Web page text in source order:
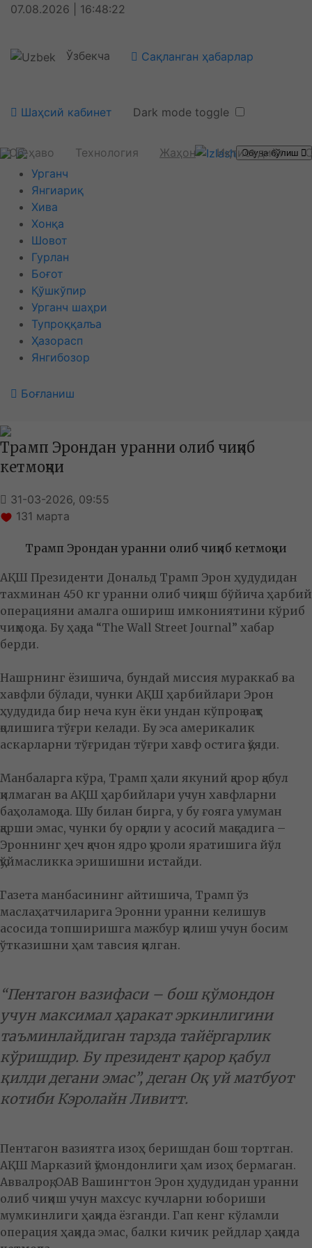
07.08.2026 | 16:48:22
Ўзбекча Сақланган ҳабарлар
Шаҳсий кабинет Dark mode toggle
Об-ҳаво Технология Жаҳон Иқтисодиёт
Обуна бўлиш
Урганч
Янгиариқ
Хива
Хонқа
Шовот
Гурлан
Боғот
Қўшкўпир
Урганч шаҳри
Тупроққалъа
Ҳазорасп
Янгибозор
Боғланиш
Трамп Эрондан уранни олиб чиқиб
кетмоқчи
31-03-2026, 09:55
131 марта
Трамп Эрондан уранни олиб чиқиб кетмоқчи
АҚШ Президенти Дональд Трамп Эрон ҳудудидан
тахминан 450 кг уранни олиб чиқиш бўйича ҳарбий
операцияни амалга ошириш имкониятини кўриб
чиқмоқда. Бу ҳақда “The Wall Street Journal” хабар
берди.
Нашрнинг ёзишича, бундай миссия мураккаб ва
хавфли бўлади, чунки АҚШ ҳарбийлари Эрон
ҳудудида бир неча кун ёки ундан кўпроқ вақт
қолишига тўғри келади. Бу эса америкалик
аскарларни тўғридан тўғри хавф остига қўяди.
Манбаларга кўра, Трамп ҳали якуний қарор қабул
қилмаган ва АҚШ ҳарбийлари учун хавфларни
баҳоламоқда. Шу билан бирга, у бу ғояга умуман
қарши эмас, чунки бу орқали у асосий мақсадига –
Эроннинг ҳеч қачон ядро қуроли яратишига йўл
қўймасликка эришишни истайди.
Газета манбасининг айтишича, Трамп ўз
маслаҳатчиларига Эронни уранни келишув
асосида топширишга мажбур қилиш учун босим
ўтказишни ҳам тавсия қилган.
“Пентагон вазифаси – бош қўмондон
учун максимал ҳаракат эркинлигини
таъминлайдиган тарзда тайёргарлик
кўришдир. Бу президент қарор қабул
қилди дегани эмас”, деган Оқ уй матбуот
котиби Кэролайн Ливитт.
Пентагон вазиятга изоҳ беришдан бош тортган.
АҚШ Марказий қўмондонлиги ҳам изоҳ бермаган.
Аввалроқ, ОАВ Вашингтон Эрон ҳудудидан уранни
олиб чиқиш учун махсус кучларни юбориши
мумкинлиги ҳақида ёзганди. Гап кенг кўламли
операция ҳақида эмас, балки кичик рейдлар ҳақида